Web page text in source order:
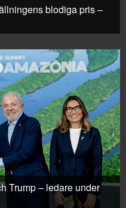
blodiga pris –
Trump – ledare under